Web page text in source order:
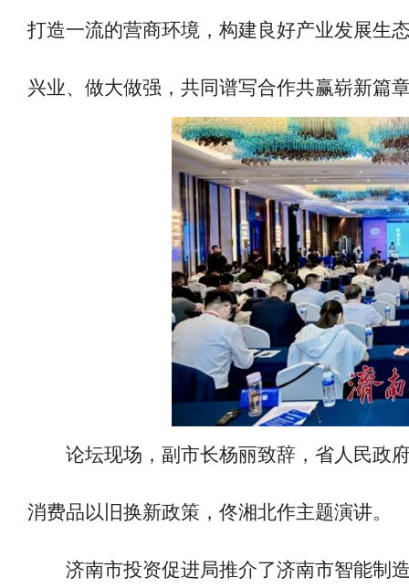
打造一流的营商环境，构建良好产业发展生
兴业、做大做强，共同谱写合作共赢崭新篇
论坛现场，副市长杨丽致辞，省人民政
消费品以旧换新政策，佟湘北作主题演讲。
济南市投资促进局推介了济南市智能制